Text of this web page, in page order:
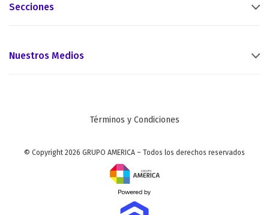
Secciones
Nuestros Medios
Términos y Condiciones
© Copyright 2026 GRUPO AMERICA – Todos los derechos reservados